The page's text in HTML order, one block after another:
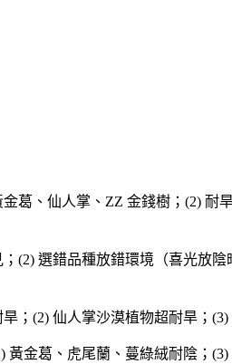
葛、仙人掌、ZZ 金錢樹；(2) 耐
(2) 選錯品種放錯環境（喜光放
；(2) 仙人掌沙漠植物超耐旱；
黃金葛、虎尾蘭、蔓綠絨耐陰；